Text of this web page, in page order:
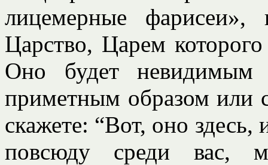
лицемерные
Царство, Царем
Оно будет
приметным образом или
скажете: “Вот, оно здесь,
повсюду среди вас,